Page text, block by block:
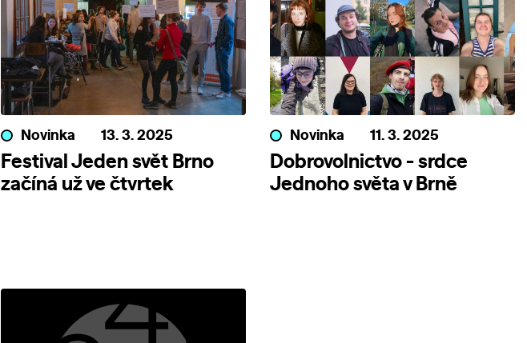
Novinka 13. 3. 2025
Festival Jeden svět Brno
začíná už ve čtvrtek
Novinka 11. 3. 2025
Dobrovolnictvo - srdce
Jednoho světa v Brně